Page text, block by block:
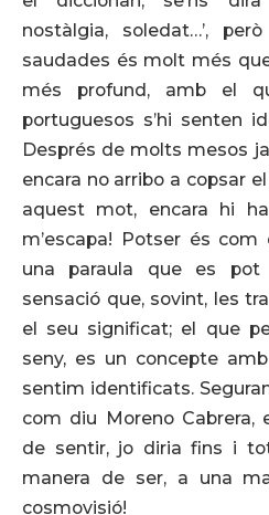
nostàlgia, soledat…’,
saudades és molt més
més profund, amb el
portuguesos s’hi senten
Després de molts mesos
encara no arribo a copsar
aquest mot, encara hi
m’escapa! Potser és
una paraula que es
sensació que, sovint, les
el seu significat; el que
seny, es un concepte
sentim identificats.
com diu Moreno Cabrera,
de sentir, jo diria fins i
manera de ser, a una
cosmovisió!